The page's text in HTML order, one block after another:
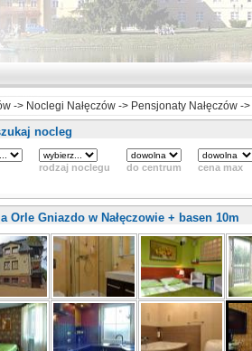
-> Noclegi Nałęczów -> Pensjonaty Nałęczów ->
nocleg
rodzaj noclegu do centrum
cena max
Orle Gniazdo w Nałęczowie + basen 10m